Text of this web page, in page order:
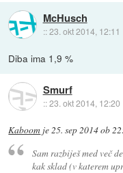
McHusch
::23. okt 2014, 12:11
Diba ima 1,9 %
Smurf
::23. okt 2014, 12:20
Kaboom je25. sep 2014 ob
Sam razbiješ med več
kak sklad (v katerem